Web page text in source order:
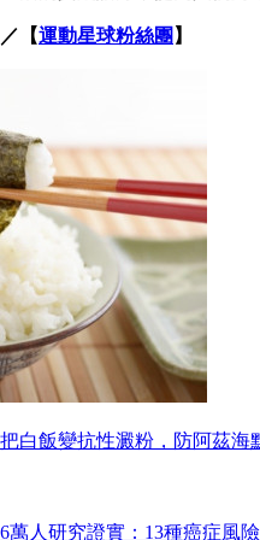
【運動星球粉絲團 】
白飯變抗性澱粉，防阿茲海
人研究證實：13種癌症風